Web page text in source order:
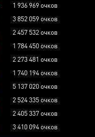
1 936 969 очков
3 852 059 очков
2 457 532 очков
1 784 450 очков
2 273 481 очков
1 740 194 очков
5 137 020 очков
2 524 335 очков
2 405 337 очков
3 410 094 очков